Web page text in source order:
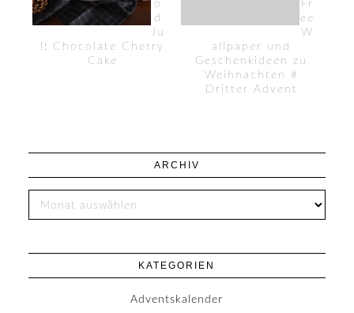
o
d
Ju
l: Chocolate Cherry
Cake
Fr
ee
W
allpaper und
Geschenkideen zu
Weihnachten #
Dritter Advent
ARCHIV
KATEGORIEN
Adventskalender